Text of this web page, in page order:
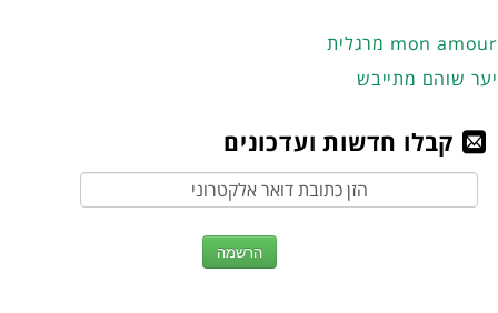
מרגלית mon amour
יער שוהם מתייבש
קבלו חדשות ועדכונים